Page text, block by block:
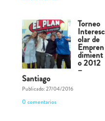
Torneo
Interesc
olar de
Empren
dimient
o 2012
–
Santiago
Publicado: 27/04/2016
0 comentarios